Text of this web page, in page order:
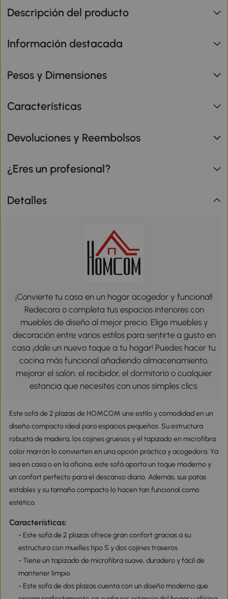
Descripción del producto
Información destacada
Pesos y Dimensiones
Características
Devoluciones y Reembolsos
¿Eres un profesional?
Detalles
¡Convierte tu casa en un hogar acogedor y funcional!
Redecora o completa tus espacios interiores con
muebles de diseño al mejor precio. Elige muebles y
decoración entre varios estilos para sentirte a gusto en
casa ¡dale un nuevo toque a tu hogar! Puedes hacer tu
cocina más funcional añadiendo almacenamiento,
mejorar el salón, el recibidor, el dormitorio o cualquier
estancia que necesites con unos simples clics.
Este sofá de 2 plazas de HOMCOM une estilo y comodidad en un
diseño compacto ideal para espacios pequeños. Su estructura
robusta de madera, los cojines gruesos y el tapizado en microfibra
color marrón lo convierten en una opción práctica y acogedora. Ya
sea en casa o en la oficina, este sofá aporta un toque moderno y
un confort perfecto para el descanso diario. Además, sus patas
estables y su tamaño compacto lo hacen tan funcional como
estético.
Características:
- Este sofá de 2 plazas ofrece gran confort gracias a su
estructura con muelles tipo S y dos cojines traseros
- Tiene un tapizado de microfibra suave, duradero y fácil de
mantener limpio
- Este sofá de dos plazas cuenta con un diseño moderno que